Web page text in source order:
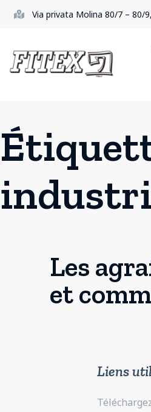
Via privata Molina 80/7 – 80/
Les
et
Liens